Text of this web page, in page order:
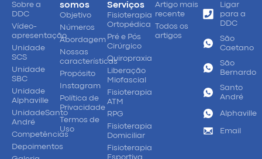
Sobre a
DDC
Vídeo-
apresentação
Unidade
SCS
Unidade
SBC
Unidade
Alphaville
UnidadeSanto
André
Competências
Depoimentos
somos
Objetivo
Números
Abordagem
Nossas
características
Propósito
Instagram
Política de
Privacidade
Termos de
Uso
Serviços
Fisioterapia
Ortopédica
Pré e Pós
Cirúrgico
Quiropraxia
Liberação
Miofascial
Fisioterapia
ATM
RPG
Fisioterapia
Domiciliar
Fisioterapia
Esportiva
Artigo mais
recente
Todos os
artigos
Ligar
para a
DDC
São
Caetano
São
Bernardo
Santo
André
Alphaville
Email